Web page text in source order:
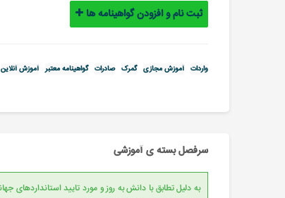
ثبت نام و افزودن گواهینامه ها
واردات آموزش مجازی گمرک صادرات گواهینامه معتبر آموزش آنلاین
سرفصل بسته ی آموزشی